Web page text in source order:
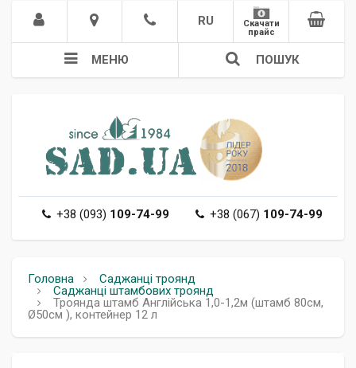
RU
Скачати
прайс
МЕНЮ ПОШУК
+38 (093) 109-74-99 +38 (067) 109-74-99
Головна
Саджанці троянд
Саджанці штамбових троянд
Троянда штамб Англійська 1,0-1,2м (штамб 80см,
Ø50см ), контейнер 12 л